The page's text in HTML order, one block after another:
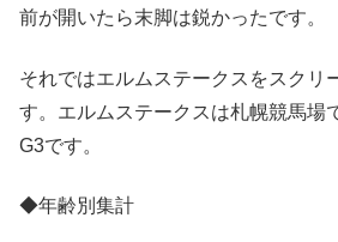
前が開いたら末脚は鋭かったです。
それではエルムステークスをスクリ
す。エルムステークスは札幌競馬場
G3です。
◆年齢別集計